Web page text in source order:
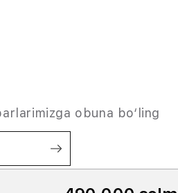
obuna bo‘ling
ishlashga